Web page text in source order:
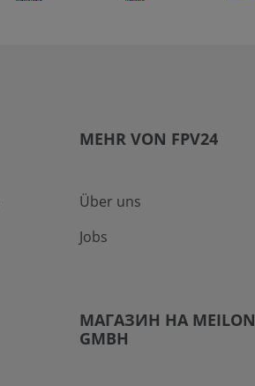
MEHR VON FPV24
Über uns
Jobs
МАГАЗИН НА MEILON
GMBH